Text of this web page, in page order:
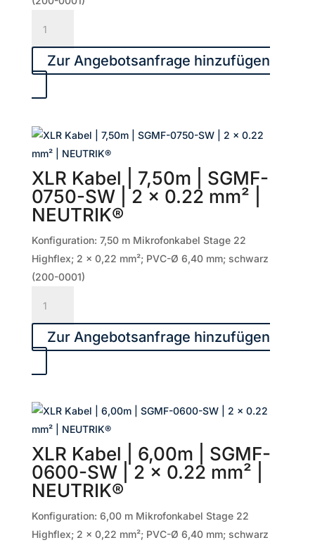
Kabel
10,00m
1000-
2
x
0.22
mm²
|
NEUTRIK®
Zur Angebotsanfrage hinzufügen
XLR Kabel | 7,50m | SGMF-
0750-SW | 2 x 0.22 mm² |
NEUTRIK®
Konfiguration: 7,50 m Mikrofonkabel Stage 22
Highflex; 2 x 0,22 mm²; PVC-Ø 6,40 mm; schwarz
(200-0001)
Kabel
7,50m
0750-
2
x
0.22
mm²
|
Zur Angebotsanfrage hinzufügen
XLR Kabel | 6,00m | SGMF-
0600-SW | 2 x 0.22 mm² |
NEUTRIK®
Konfiguration: 6,00 m Mikrofonkabel Stage 22
Highflex; 2 x 0,22 mm²; PVC-Ø 6,40 mm; schwarz